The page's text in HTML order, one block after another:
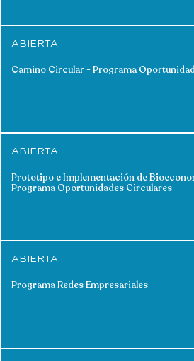
ABIERTA
Camino Circular - Programa
ABIERTA
Prototipo e Implementación de
Programa Oportunidades Circulares
ABIERTA
Programa Redes Empresariales